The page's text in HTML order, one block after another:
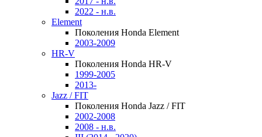
2022 - н.в.
Element
Поколения Honda Element
2003-2009
HR-V
Поколения Honda HR-V
1999-2005
2013-
Jazz / FIT
Поколения Honda Jazz / FIT
2002-2008
2008 - н.в.